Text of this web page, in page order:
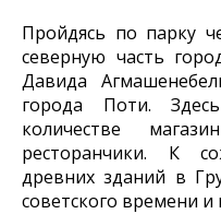
Пройдясь по парку
северную часть
Давида
города Поти.
количестве
ресторанчики. К
древних зданий в
советского времени